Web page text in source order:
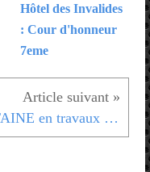
Hôtel des Invalides
: Cour d'honneur
7eme
La SAMARITAINE en travaux - 2012